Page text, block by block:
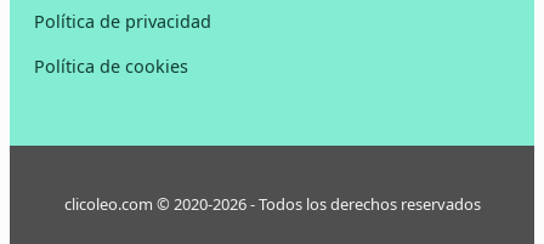
Política de privacidad
Política de cookies
clicoleo.com © 2020-2026 - Todos los derechos reservados